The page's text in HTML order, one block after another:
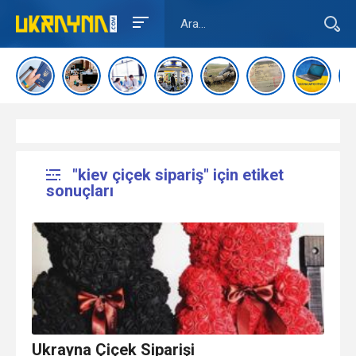
"kiev çiçek sipariş" için etiket
sonuçları
Ukrayna Çiçek Siparişi